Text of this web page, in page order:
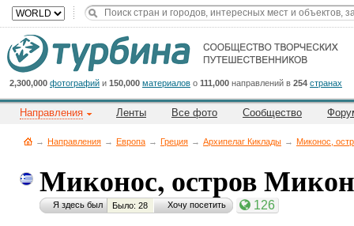
2,300,000 фотографий и 150,000 материалов о 111,000 направлений в 254 странах
Направления Ленты Все фото Сообщество
→ Направления → Европа → Греция → Архипелаг Киклады → Миконос,
Миконос, остров
Я здесь был Было: 28 Хочу посетить 126
Cейчас
на
сайте:
Title
Button